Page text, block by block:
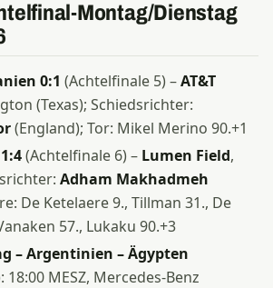
Montag/Dienstag
0:1 (Achtelfinale 5) –AT&T
(Texas); Schiedsrichter:
(England); Tor: Mikel Merino 90.+1
(Achtelfinale 6) – Lumen Field,
Adham Makhadmeh
De Ketelaere 9., Tillman 31., De
57., Lukaku 90.+3
– Argentinien – Ägypten
MESZ, Mercedes-Benz